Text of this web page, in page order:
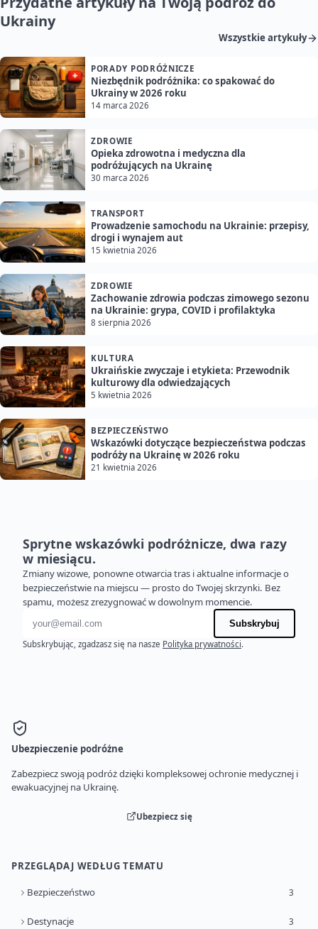
Ukrainy
Wszystkie artykuły
PORADY PODRÓŻNICZE
Niezbędnik podróżnika: co spakować do
Ukrainy w 2026 roku
14 marca 2026
ZDROWIE
Opieka zdrowotna i medyczna dla
podróżujących na Ukrainę
30 marca 2026
TRANSPORT
Prowadzenie samochodu na Ukrainie: przepisy,
drogi i wynajem aut
15 kwietnia 2026
ZDROWIE
Zachowanie zdrowia podczas zimowego sezonu
na Ukrainie: grypa, COVID i profilaktyka
8 sierpnia 2026
KULTURA
Ukraińskie zwyczaje i etykieta: Przewodnik
kulturowy dla odwiedzających
5 kwietnia 2026
BEZPIECZEŃSTWO
Wskazówki dotyczące bezpieczeństwa podczas
podróży na Ukrainę w 2026 roku
21 kwietnia 2026
Sprytne wskazówki podróżnicze, dwa razy
w miesiącu.
Zmiany wizowe, ponowne otwarcia tras i aktualne informacje o
bezpieczeństwie na miejscu — prosto do Twojej skrzynki. Bez
spamu, możesz zrezygnować w dowolnym momencie.
Adres e-mail
Subskrybuj
Subskrybując, zgadzasz się na nasze Polityka prywatności.
Ubezpieczenie podróżne
Zabezpiecz swoją podróż dzięki kompleksowej ochronie medycznej i
ewakuacyjnej na Ukrainę.
Ubezpiecz się
PRZEGLĄDAJ WEDŁUG TEMATU
Bezpieczeństwo 3
Destynacje 3